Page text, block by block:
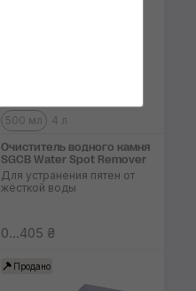
500 мл 4 л
Очиститель водного камня
SGCB Water Spot Remover
Для устранения пятен от
жёсткой воды
0...405 ₴
Продано